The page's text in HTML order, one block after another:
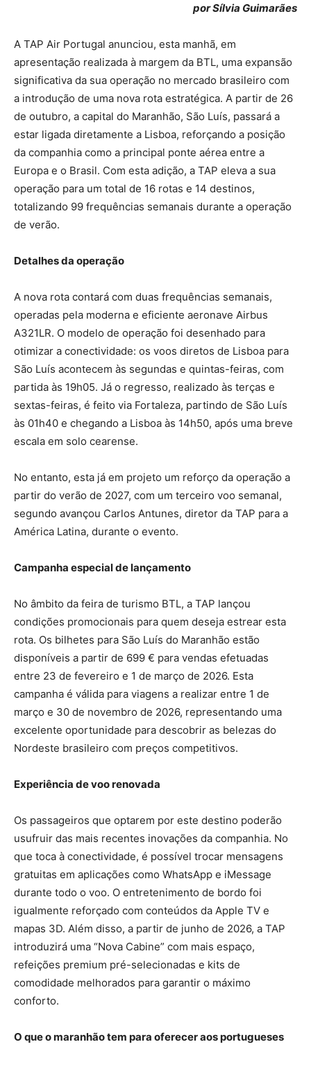
por Sílvia Guimarães
A TAP Air Portugal anunciou, esta manhã, em
apresentação realizada à margem da BTL, uma expansão
significativa da sua operação no mercado brasileiro com
a introdução de uma nova rota estratégica. A partir de 26
de outubro, a capital do Maranhão, São Luís, passará a
estar ligada diretamente a Lisboa, reforçando a posição
da companhia como a principal ponte aérea entre a
Europa e o Brasil. Com esta adição, a TAP eleva a sua
operação para um total de 16 rotas e 14 destinos,
totalizando 99 frequências semanais durante a operação
de verão.
Detalhes da operação
A nova rota contará com duas frequências semanais,
operadas pela moderna e eficiente aeronave Airbus
A321LR. O modelo de operação foi desenhado para
otimizar a conectividade: os voos diretos de Lisboa para
São Luís acontecem às segundas e quintas-feiras, com
partida às 19h05. Já o regresso, realizado às terças e
sextas-feiras, é feito via Fortaleza, partindo de São Luís
às 01h40 e chegando a Lisboa às 14h50, após uma breve
escala em solo cearense.
No entanto, esta já em projeto um reforço da operação a
partir do verão de 2027, com um terceiro voo semanal,
segundo avançou Carlos Antunes, diretor da TAP para a
América Latina, durante o evento.
Campanha especial de lançamento
No âmbito da feira de turismo BTL, a TAP lançou
condições promocionais para quem deseja estrear esta
rota. Os bilhetes para São Luís do Maranhão estão
disponíveis a partir de 699 € para vendas efetuadas
entre 23 de fevereiro e 1 de março de 2026. Esta
campanha é válida para viagens a realizar entre 1 de
março e 30 de novembro de 2026, representando uma
excelente oportunidade para descobrir as belezas do
Nordeste brasileiro com preços competitivos.
Experiência de voo renovada
Os passageiros que optarem por este destino poderão
usufruir das mais recentes inovações da companhia. No
que toca à conectividade, é possível trocar mensagens
gratuitas em aplicações como WhatsApp e iMessage
durante todo o voo. O entretenimento de bordo foi
igualmente reforçado com conteúdos da Apple TV e
mapas 3D. Além disso, a partir de junho de 2026, a TAP
introduzirá uma “Nova Cabine” com mais espaço,
refeições premium pré-selecionadas e kits de
comodidade melhorados para garantir o máximo
conforto.
O que o maranhão tem para oferecer aos portugueses